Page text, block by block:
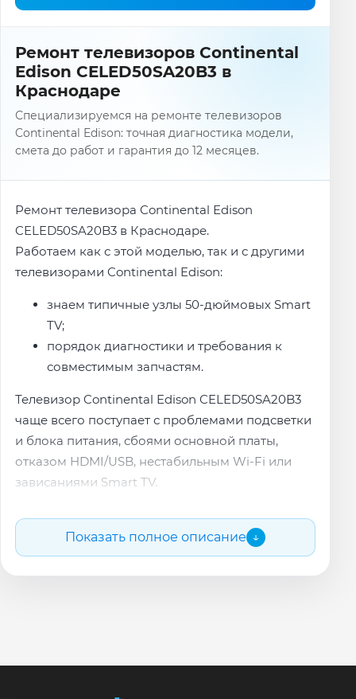
Ремонт телевизоров Continental
Edison CELED50SA20B3 в
Краснодаре
Специализируемся на ремонте телевизоров
Continental Edison: точная диагностика модели,
смета до работ и гарантия до 12 месяцев.
Ремонт телевизора Continental Edison
CELED50SA20B3 в Краснодаре.
Работаем как с этой моделью, так и с другими
телевизорами Continental Edison:
знаем типичные узлы 50-дюймовых Smart
TV;
порядок диагностики и требования к
совместимым запчастям.
Телевизор Continental Edison CELED50SA20B3
чаще всего поступает с проблемами подсветки
и блока питания, сбоями основной платы,
отказом HDMI/USB, нестабильным Wi-Fi или
зависаниями Smart TV.
Наши мастера локализуют неисправность на
конкретной ревизии платы и объясняют
причину поломки простыми словами.
После согласования стоимости мастер
Показать полное описание ↓